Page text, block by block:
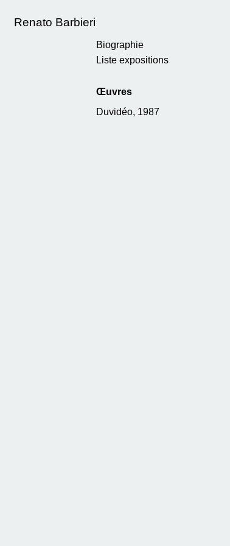
Renato Barbieri
Biographie
Liste expositions
Œuvres
Duvidéo, 1987